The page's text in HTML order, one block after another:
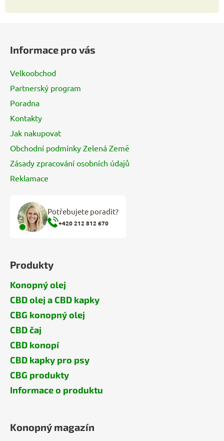
Informace pro vás
Velkoobchod
Partnerský program
Poradna
Kontakty
Jak nakupovat
Obchodní podmínky Zelená Země
Zásady zpracování osobních údajů
Reklamace
Potřebujete poradit?
+420 212 812 670
Produkty
Konopný olej
CBD olej a CBD kapky
CBG konopný olej
CBD čaj
CBD konopí
CBD kapky pro psy
CBG produkty
Informace o produktu
Konopný magazín